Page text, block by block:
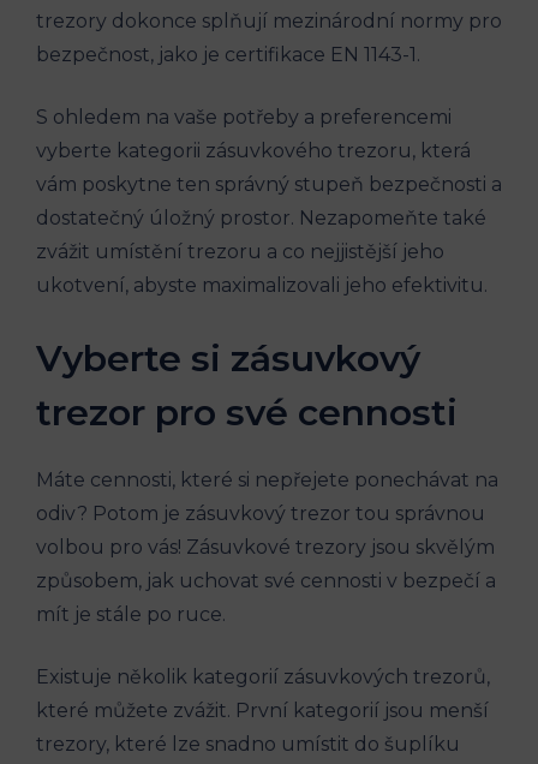
trezory dokonce splňují mezinárodní normy pro
bezpečnost, jako je certifikace EN 1143-1.
S ohledem na vaše potřeby a preferencemi
vyberte kategorii zásuvkového trezoru, která
vám poskytne ten správný stupeň bezpečnosti a
dostatečný úložný prostor. Nezapomeňte také
zvážit umístění trezoru a co nejjistější jeho
ukotvení, abyste maximalizovali jeho efektivitu.
Vyberte si zásuvkový
trezor pro své cennosti
Máte cennosti, které si nepřejete ponechávat na
odiv? Potom je zásuvkový trezor tou správnou
volbou pro vás! Zásuvkové trezory jsou skvělým
způsobem, jak uchovat své cennosti v bezpečí a
mít je stále po ruce.
Existuje několik kategorií zásuvkových trezorů,
které můžete zvážit. První kategorií jsou menší
trezory, které lze snadno umístit do šuplíku